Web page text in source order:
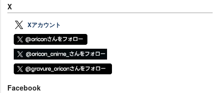
X
Xアカウント
Facebook